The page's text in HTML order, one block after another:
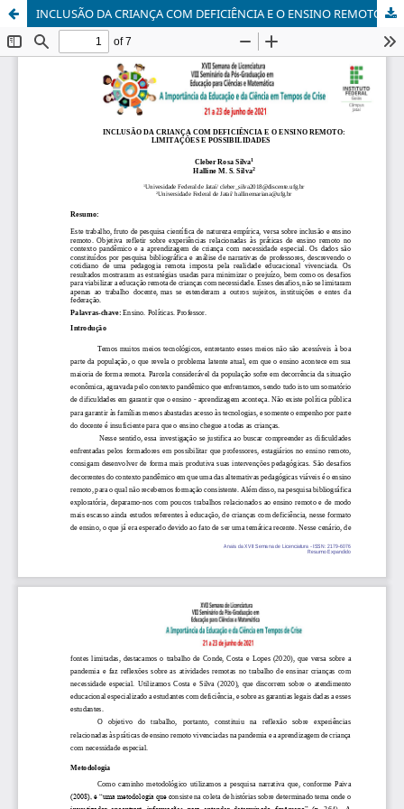
INCLUSÃO DA CRIANÇA COM DEFICIÊNCIA E O ENSINO REMOTO: LIMITAÇÕES E POSSIBILIDADES